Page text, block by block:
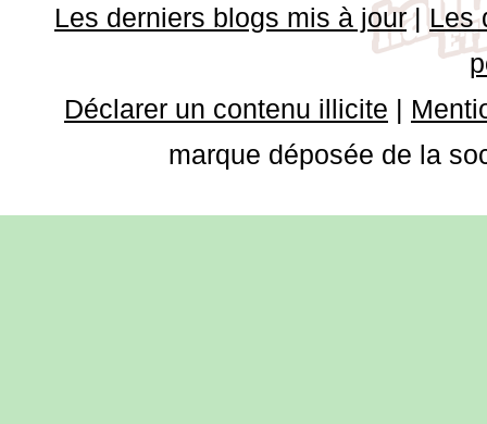
Les derniers blogs mis à jour|Les
Déclarer un contenu illicite |
marque déposée de la